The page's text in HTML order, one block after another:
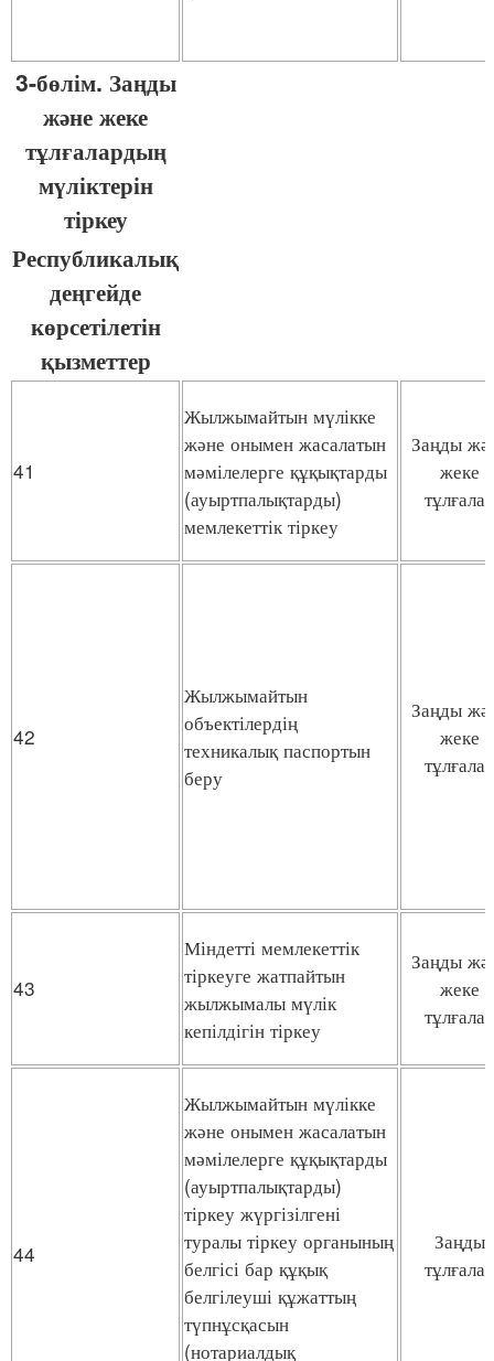
3-бөлім. Заңды
және жеке
тұлғалардың
мүліктерін
тіркеу
Республикалық
деңгейде
көрсетілетін
қызметтер
41
Жылжымайтын мүлікке
және онымен жасалатын
мәмілелерге құқықтарды
(ауыртпалықтарды)
мемлекеттік тіркеу
Заңды
жеке
тұлғалар
42
Жылжымайтын
объектілердің
техникалық паспортын
беру
Заңды
жеке
тұлғалар
43
Міндетті мемлекеттік
тіркеуге жатпайтын
жылжымалы мүлік
кепілдігін тіркеу
Заңды
жеке
тұлғалар
44
Жылжымайтын мүлікке
және онымен жасалатын
мәмілелерге құқықтарды
(ауыртпалықтарды)
тіркеу жүргізілгені
туралы тіркеу органының
белгісі бар құқық
белгілеуші құжаттың
түпнұсқасын
(нотариалдық
Заңды
тұлғалар